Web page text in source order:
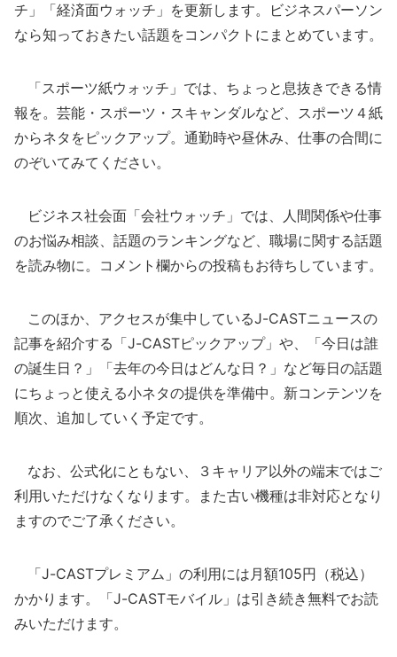
チ」「経済面ウォッチ」を更新します。ビジネスパーソン
なら知っておきたい話題をコンパクトにまとめています。
「スポーツ紙ウォッチ」では、ちょっと息抜きできる情
報を。芸能・スポーツ・スキャンダルなど、スポーツ４紙
からネタをピックアップ。通勤時や昼休み、仕事の合間に
のぞいてみてください。
ビジネス社会面「会社ウォッチ」では、人間関係や仕事
のお悩み相談、話題のランキングなど、職場に関する話題
を読み物に。コメント欄からの投稿もお待ちしています。
このほか、アクセスが集中しているJ-CASTニュースの
記事を紹介する「J-CASTピックアップ」や、「今日は誰
の誕生日？」「去年の今日はどんな日？」など毎日の話題
にちょっと使える小ネタの提供を準備中。新コンテンツを
順次、追加していく予定です。
なお、公式化にともない、３キャリア以外の端末ではご
利用いただけなくなります。また古い機種は非対応となり
ますのでご了承ください。
「J-CASTプレミアム」の利用には月額105円（税込）
かかります。「J-CASTモバイル」は引き続き無料でお読
みいただけます。